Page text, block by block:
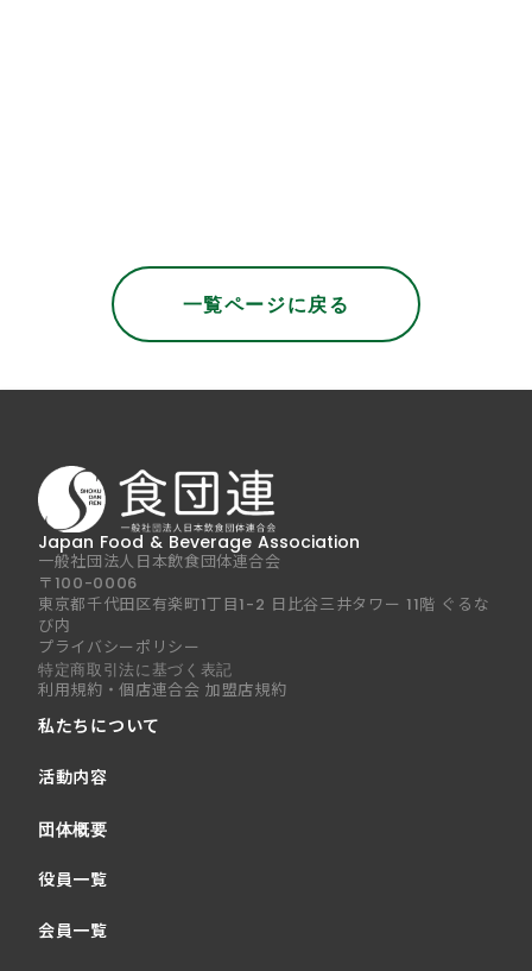
一覧ページに戻る
Japan Food & Beverage Association
一般社団法人日本飲食団体連合会
〒100-0006
東京都千代田区有楽町1丁目1-2 日比谷三井タワー 11階 ぐるな
び内
プライバシーポリシー
特定商取引法に基づく表記
利用規約・個店連合会 加盟店規約
私たちについて
活動内容
団体概要
役員一覧
会員一覧